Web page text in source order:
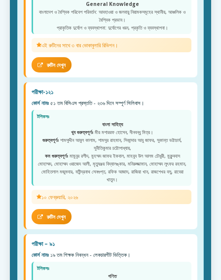
General Knowledge
বাংলাদেশ ও বৈশ্বিক পরিবেশ পরিবর্তন: আবহাওয়া ও জলবায়ু নিয়ামকসমূহের স্থানীয়, আঞ্চলিক ও
বৈশ্বিক প্রভাব।
প্রাকৃতিক দুর্যোগ ও ব্যবস্থাপনা: দুর্যোগের ধরন, প্রকৃতি ও ব্যবস্থাপনা।
এই রুটিনের সাথে ৩ বার ভোকাবুলারি রিভিশন।
রুটিন দেখুন
পরীক্ষা-১২১
কোর্স নামঃ ৫১ তম বিসিএস প্রস্ততি - ২৩৬ দিনে সম্পূর্ণ সিলিবাস।
টপিকসঃ
বাংলা সাহিত্য
খুব গুরুত্বপূর্ণঃ মীর মশাররফ হোসেন, দীনবন্ধু মিত্র।
গুরুত্বপূর্ণঃ শামসুদ্দীন আবুল কালাম, শামসুর রাহমান, সিকান্দার আবু জাফর, সুকান্ত ভট্টাচার্য,
সুনীতিকুমার চট্টোপাধ্যায়,
কম গুরুত্বপূর্ণঃমামুনুর রশীদ, মুহম্মদ জাফর ইকবাল, মাহবুব উল আলম চৌধুরী, মুকুন্দদাস
মোহাম্মদ, মোহাম্মদ ওয়াজেদ আলী, মৃত্যুঞ্জয় বিদ্যালঙ্কার, মনিরুজ্জামান, মোহাম্মদ লুৎফর রহমান,
মোহিতলাল মজুমদার, যতীন্দ্রনাথ সেনগুপ্ত, রফিক আজাদ, রাজিয়া খান, রাজশেখর বসু, রাবেয়া
খাতুন।
১০ ফেব্রুয়ারি, ২০২৬
রুটিন দেখুন
পরীক্ষা – ৯১
কোর্স নামঃ ১৯ তম শিক্ষক নিবন্ধন - লেকচারশীট ভিত্তিক।
টপিকসঃ
গণিত